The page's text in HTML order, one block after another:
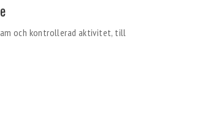
och kontrollerad aktivitet, till